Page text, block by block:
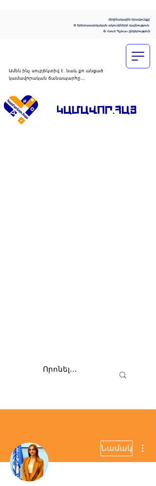
ԿԱՄԱՎՈՐ․ՀԱՅ
Հեղինակային իրավունքը՝
© Երիտասարդական ակումբների դաշնություն
© «Նուռ Պլյուս» ընկերություն
Ամեն ինչ սուբյեկտիվ է․ նաև քո անցած
կամավորական ճանապարհը․․․
Նամակ